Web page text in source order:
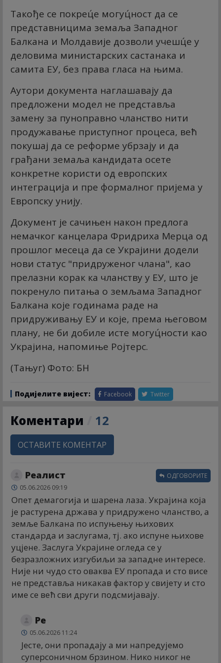
Такође се покрец́е могуц́ност да се
представницима земаља Западног
Балкана и Молдавије дозволи учешц́е у
деловима министарских састанака и
самита ЕУ, без права гласа на њима.
Аутори документа наглашавају да
предложени модел не представља
замену за пуноправно чланство нити
продужавање приступног процеса, већ
покушај да се реформе убрзају и да
грађани земаља кандидата осете
конкретне користи од европских
интеграција и пре формалног пријема у
Европску унију.
Документ је сачињен након предлога
немачког канцелара Фридриха Мерца од
прошлог месеца да се Украјини додели
нови статус "придруженог члана", као
прелазни корак ка чланству у ЕУ, што је
покренуло питања о земљама Западног
Балкана које годинама раде на
придруживању ЕУ и које, према његовом
плану, не би добиле исте могуц́ности као
Украјина, напомиње Ројтерс.
(Тањуг) Фото: БН
Подијелите вијест: Facebook Twitter
Коментари 12
ОСТАВИТЕ КОМЕНТАР
Реалист
05.06.2026 09:19
Опет демагогија и шарена лаза. Украјина која
је растурена држава у придружено чланство, а
земље Балкана по испуњењу њихових
стандарда и заслугама, тј. ако испуне њихове
уцјене. Заслуга Украјине огледа се у
безразложних изгубиљи за западне интересе.
Није ни чудо сто оваква ЕУ пропада и сто висе
не представља никакав фактор у свијету и сто
име се већ сви други подсмијавају.
ОДГОВОРИТЕ
Ре
05.06.2026 11:24
Јесте, они пропадају а ми напредујемо
суперсоничном брзином. Нико никог не